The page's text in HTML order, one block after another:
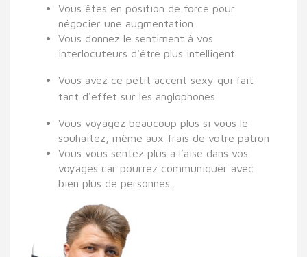
Vous êtes en position de force pour
négocier une augmentation
Vous donnez le sentiment à vos
interlocuteurs d'être plus intelligent
Vous avez ce petit accent sexy qui fait
tant d'effet sur les anglophones
Vous voyagez beaucoup plus si vous le
souhaitez, même aux frais de votre patron
Vous vous sentez plus a l’aise dans vos
voyages car pourrez communiquer avec
bien plus de personnes.